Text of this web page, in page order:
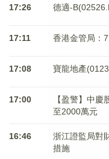
17:26 德適-
17:11 香港金管局：
17:08 寶龍地產
17:00
【盈警】中
至2000萬元
16:46
浙江證監局對
措施